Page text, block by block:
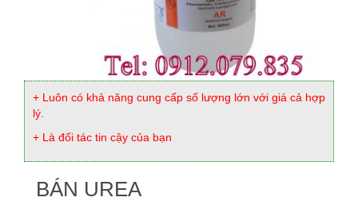
+ Luôn có khả năng cung cấp số lượng lớn với giá cả hợp
lý.
+ Là đối tác tin cậy của bạn
BÁN UREA